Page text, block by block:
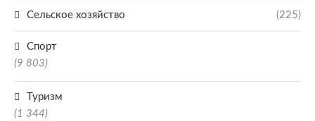
Сельское хозяйство (225)
Спорт
(9 803)
Туризм
(1 344)